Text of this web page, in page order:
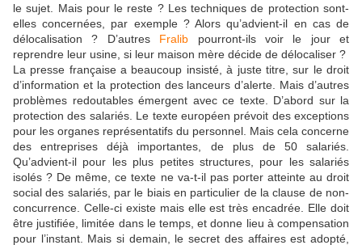
le sujet. Mais pour le reste ? Les techniques de protection sont-
elles concernées, par exemple ? Alors qu’advient-il en cas de
délocalisation ? D’autres Fralib pourront-ils voir le jour et
reprendre leur usine, si leur maison mère décide de délocaliser ?
La presse française a beaucoup insisté, à juste titre, sur le droit
d’information et la protection des lanceurs d’alerte. Mais d’autres
problèmes redoutables émergent avec ce texte. D’abord sur la
protection des salariés. Le texte européen prévoit des exceptions
pour les organes représentatifs du personnel. Mais cela concerne
des entreprises déjà importantes, de plus de 50 salariés.
Qu’advient-il pour les plus petites structures, pour les salariés
isolés ? De même, ce texte ne va-t-il pas porter atteinte au droit
social des salariés, par le biais en particulier de la clause de non-
concurrence. Celle-ci existe mais elle est très encadrée. Elle doit
être justifiée, limitée dans le temps, et donne lieu à compensation
pour l’instant. Mais si demain, le secret des affaires est adopté,